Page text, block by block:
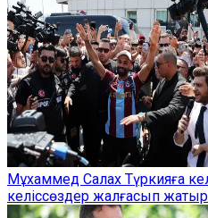
Мұхаммед Салах Түркияға
келіссөздер жалғасып жатыр